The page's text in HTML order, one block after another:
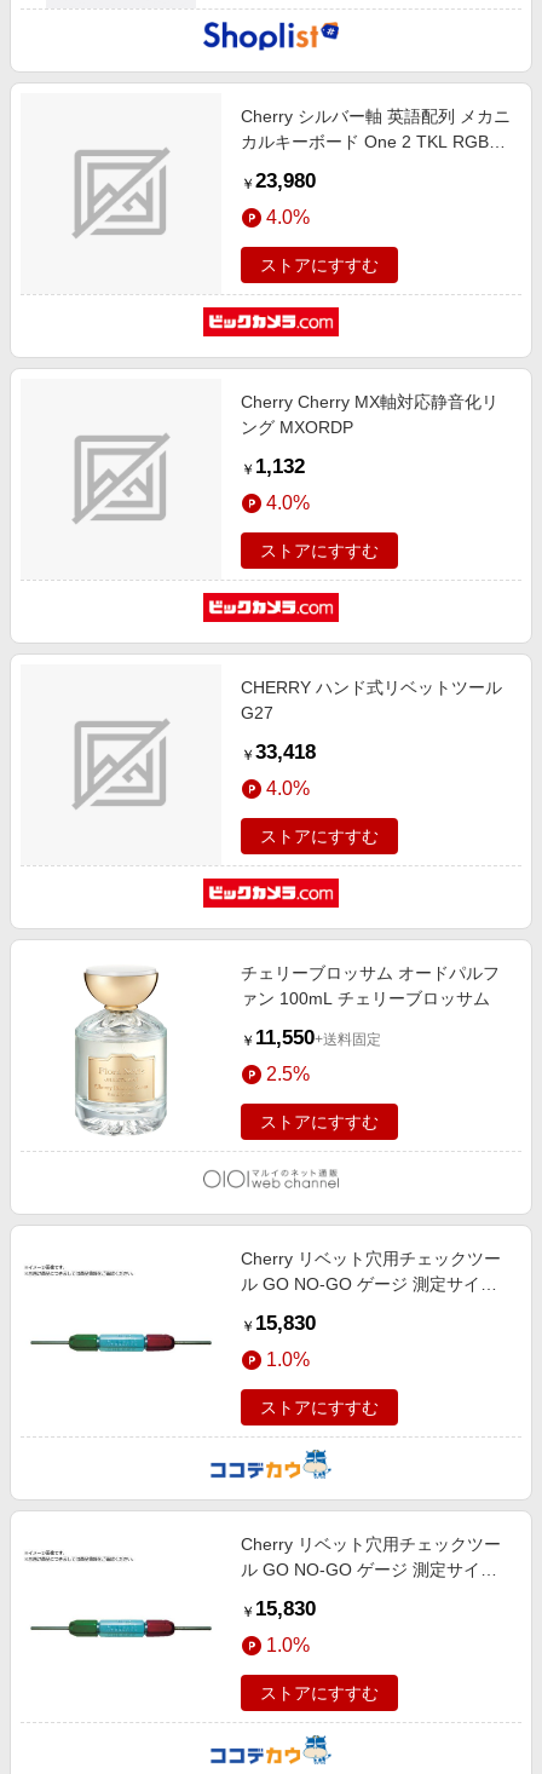
Cherry シルバー軸 英語配列 メカニ
カルキーボード One 2 TKL RGB
White dk-one2-rgb-tkl-pw-silver [有
線 /英語配列 /メカニカル]
￥ 23,980
4.0%
ストアにすすむ
Cherry Cherry MX軸対応静音化リ
ング MXORDP
￥ 1,132
4.0%
ストアにすすむ
CHERRY ハンド式リベットツール
G27
￥ 33,418
4.0%
ストアにすすむ
チェリーブロッサム オードパルフ
ァン 100mL チェリーブロッサム
￥ 11,550+送料固定
2.5%
ストアにすすむ
Cherry リベット穴用チェックツー
ル GO NO-GO ゲージ 測定サイズ1
￥ 15,830
1.0%
ストアにすすむ
Cherry リベット穴用チェックツー
ル GO NO-GO ゲージ 測定サイズ5
￥ 15,830
1.0%
ストアにすすむ